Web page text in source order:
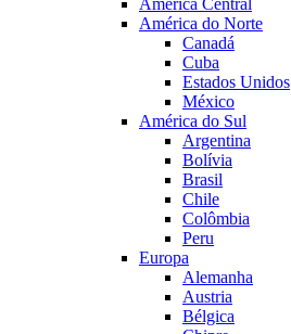
América Central
América do Norte
Canadá
Cuba
Estados Unidos
México
América do Sul
Argentina
Bolívia
Brasil
Chile
Colômbia
Peru
Europa
Alemanha
Austria
Bélgica